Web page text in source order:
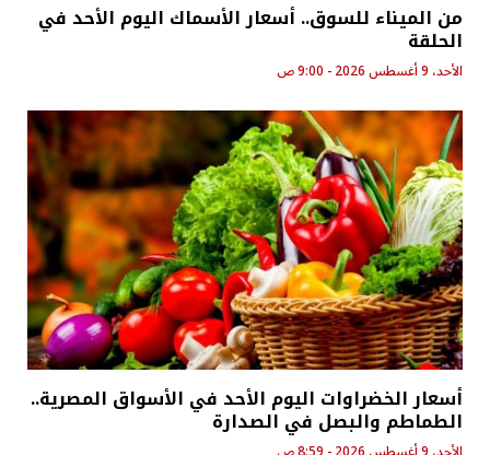
من الميناء للسوق.. أسعار الأسماك اليوم الأحد في
الحلقة
الأحد، 9 أغسطس 2026 - 9:00 ص
أسعار الخضراوات اليوم الأحد في الأسواق المصرية..
الطماطم والبصل في الصدارة